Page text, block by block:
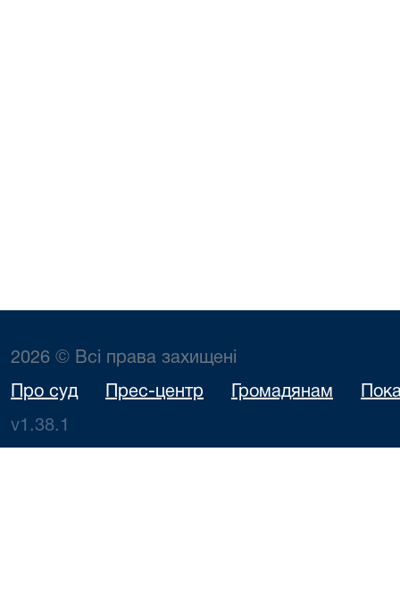
2026 © Всі права захищені
Про суд Прес-центр Громадянам
v1.38.1